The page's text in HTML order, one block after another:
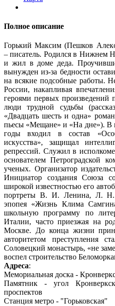
Полное описание
Горький Максим (Пешков
– писатель. Родился в Нижнем
и жил в доме деда.
вынужден из-за бедности
на всякие подсобные работы.
России, накапливая
героями первых произведений
люди трудной судьбы
«Двадцать шесть и одна»
пьесы «Мещане» и «На дне»). В
годы входил в состав
искусства», защищал
репрессий. Служил в
основателем Петроградской
ученых. Организатор
Инициатор создания Союза
широкой известностью его
портреты В. И. Ленина, Л. Н.
эпопея «Жизнь Клима
школьную программу по
Италии, часто приезжая на
Москве. До конца жизни
авторитетом преступления
Соловецкий монастырь, «не
воспел строительство
Адреса:
Мемориальная доска -
Памятник - угол
проспектов
Станция метро - "Горьковская"